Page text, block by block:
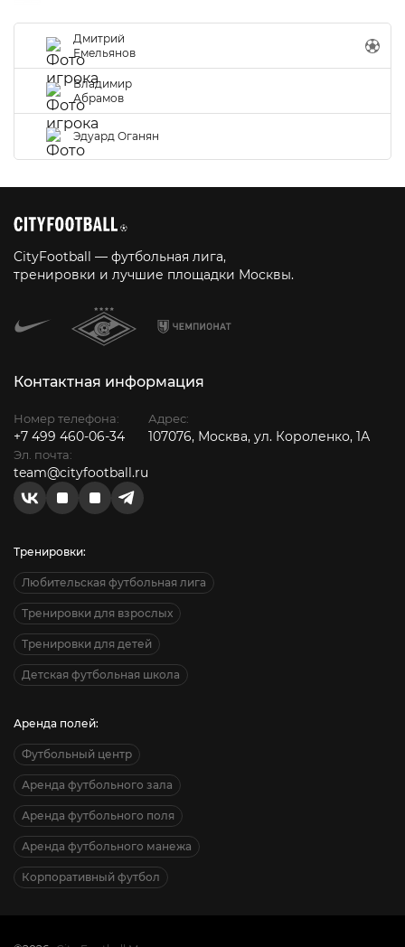
Дмитрий
Емельянов
Владимир
Абрамов
Эдуард Оганян
CityFootball — футбольная лига,
тренировки и лучшие площадки Москвы.
Контактная информация
Номер телефона:
+7 499 460-06-34
Эл. почта:
team@cityfootball.ru
Адрес:
107076, Москва, ул. Короленко, 1А
Тренировки:
Любительская футбольная лига
Тренировки для взрослых
Тренировки для детей
Детская футбольная школа
Аренда полей:
Футбольный центр
Аренда футбольного зала
Аренда футбольного поля
Аренда футбольного манежа
Корпоративный футбол